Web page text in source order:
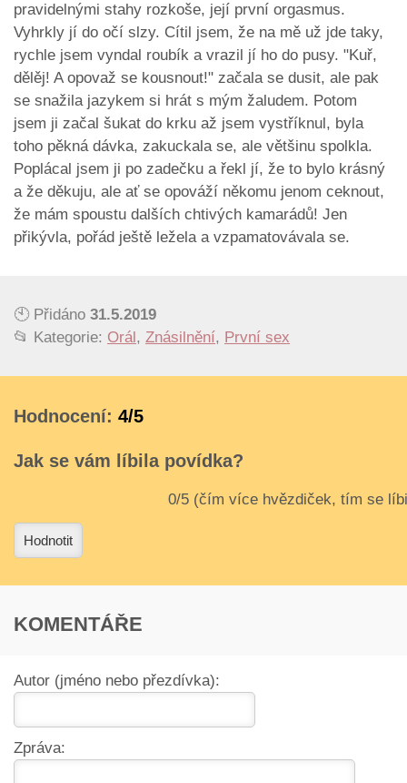
pravidelnými stahy rozkoše, její první orgasmus.
Vyhrkly jí do očí slzy. Cítil jsem, že na mě už jde taky,
rychle jsem vyndal roubík a vrazil jí ho do pusy. "Kuř,
dělěj! A opovaž se kousnout!" začala se dusit, ale pak
se snažila jazykem si hrát s mým žaludem. Potom
jsem ji začal šukat do krku až jsem vystříknul, byla
toho pěkná dávka, zakuckala se, ale většinu spolkla.
Poplácal jsem ji po zadečku a řekl jí, že to bylo krásný
a že děkuju, ale ať se opováží někomu jenom ceknout,
že mám spoustu dalších chtivých kamarádů! Jen
přikývla, pořád ještě ležela a vzpamatovávala se.
🕙 Přidáno 31.5.2019
📂 Kategorie: Orál , Znásilnění, První sex
Hodnocení: 4/5
Jak se vám líbila povídka?
Hodnotit
KOMENTÁŘE
Autor (jméno nebo přezdívka):
Zpráva: